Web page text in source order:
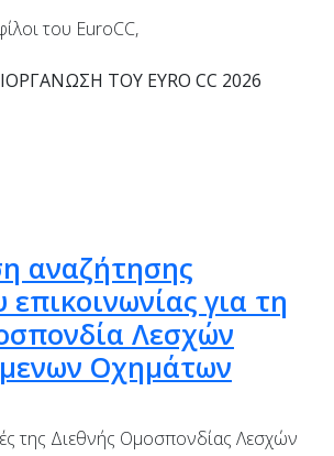
του EuroCC,
ΤΟΥ EYRO CC 2026
αναζήτησης
για τη
Λεσχών
Οχημάτων
της Διεθνής Ομοσπονδίας Λεσχών